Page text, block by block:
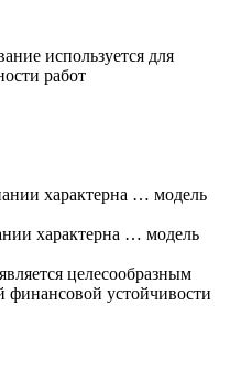
используется для
работ
характерна … модель
характерна … модель
целесообразным
финансовой устойчивости